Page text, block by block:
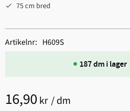
75 cm bred
16,90 kr /dm
187 dm i lager
Artikelnr H609S